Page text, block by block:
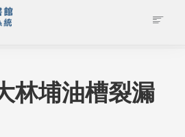
林埔油槽裂漏